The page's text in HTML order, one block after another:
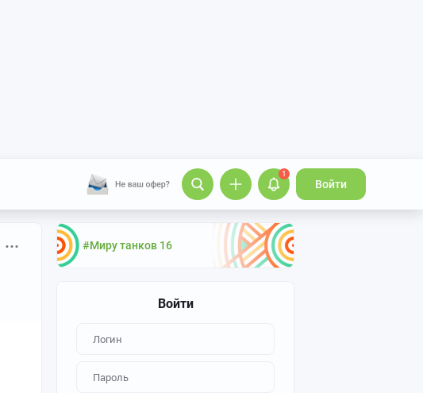
1
Войти
#Миру танков 16
Войти